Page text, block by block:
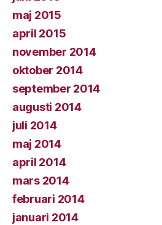
maj 2015
april 2015
november 2014
oktober 2014
september 2014
augusti 2014
juli 2014
maj 2014
april 2014
mars 2014
februari 2014
januari 2014